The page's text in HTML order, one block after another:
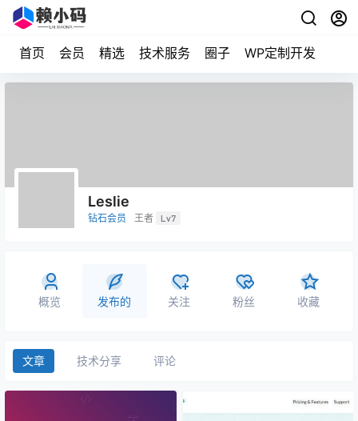
首页 会员 精选 技术服务 圈子 WP定制开发
Leslie
钻石会员 王者 Lv7
概览 发布的 关注 粉丝 收藏
文章 技术分享 评论